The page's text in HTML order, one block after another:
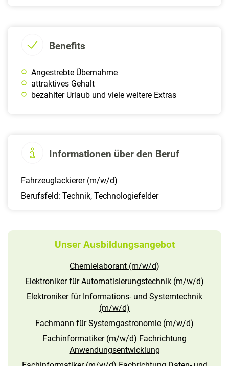
Benefits
Angestrebte Übernahme
attraktives Gehalt
bezahlter Urlaub und viele weitere Extras
Informationen über den Beruf
Fahrzeuglackierer (m/w/d)
Berufsfeld: Technik, Technologiefelder
Unser Ausbildungsangebot
Chemielaborant (m/w/d)
Elektroniker für Automatisierungstechnik (m/w/d)
Elektroniker für Informations- und Systemtechnik
(m/w/d)
Fachmann für Systemgastronomie (m/w/d)
Fachinformatiker (m/w/d) Fachrichtung
Anwendungsentwicklung